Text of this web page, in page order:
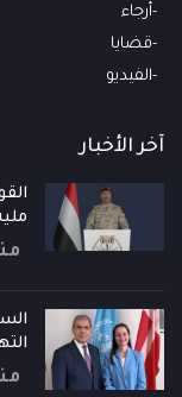
أرجاء
قضايا
الفيديو
آخر الأخبار
منذ 6